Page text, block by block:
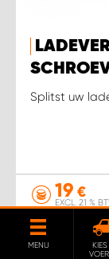
Splitst uw
19 €
EXCL. 21 %
MENU